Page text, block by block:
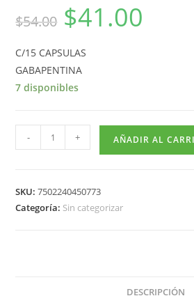
$54.00 $41.00
C/15 CAPSULAS
GABAPENTINA
7 disponibles
- + AÑADIR AL
SKU:7502240450773
Categoría: Sin categorizar
DESCRIPCIÓN